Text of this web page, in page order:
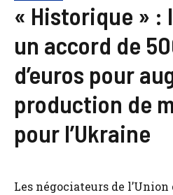
« Historique » :
un accord de
d’euros pour
production de
pour l’Ukraine
Les négociateurs de